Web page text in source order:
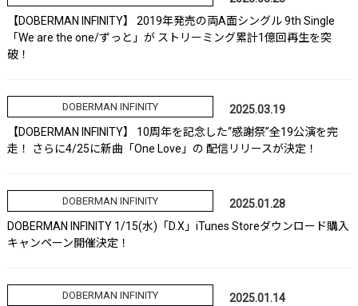
【DOBERMAN INFINITY】 2019年発売の両A面シングル 9th Single
「We are the one/ずっと」が ストリーミング累計1億回再生を突
破！
DOBERMAN INFINITY
2025.03.19
【DOBERMAN INFINITY】 10周年を記念した“感謝祭”全19公演を完
走！ さらに4/25に新曲「One Love」の 配信リリースが決定！
DOBERMAN INFINITY
2025.01.28
DOBERMAN INFINITY 1/15(水)「D.X」iTunes Storeダウンロード購入
キャンペーン開催決定！
DOBERMAN INFINITY
2025.01.14